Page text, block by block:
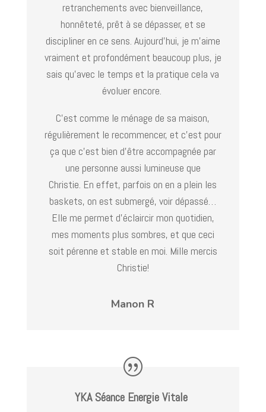
retranchements avec bienveillance,
honnêteté, prêt à se dépasser, et se
discipliner en ce sens. Aujourd’hui, je m’aime
vraiment et profondément beaucoup plus, je
sais qu’avec le temps et la pratique cela va
évoluer encore.
C’est comme le ménage de sa maison,
régulièrement le recommencer, et c’est pour
ça que c’est bien d’être accompagnée par
une personne aussi lumineuse que
Christie. En effet, parfois on en a plein les
baskets, on est submergé, voir dépassé…
Elle me permet d’éclaircir mon quotidien,
mes moments plus sombres, et que ceci
soit pérenne et stable en moi. Mille mercis
Christie!
Manon R
YKA Séance Energie Vitale